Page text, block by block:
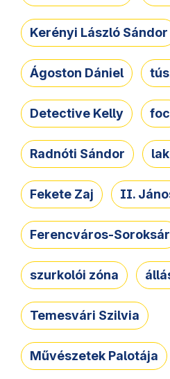
Kerényi László Sándor
Ágoston Dániel
Detective Kelly
Radnóti Sándor
Fekete Zaj II.
Ferencváros-Soroksár
szurkolói zóna
Temesvári Szilvia
Művészetek Palotája